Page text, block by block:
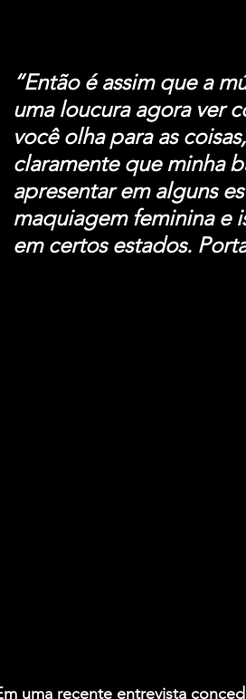
“Então é assim que a
uma loucura agora ver
você olha para as
claramente que minha
apresentar em alguns
maquiagem feminina e
em certos estados.
uma recente entrevista